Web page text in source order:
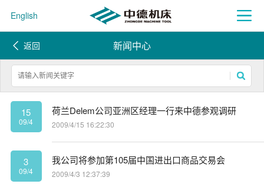
English
返回 新闻中心
15
09/4
荷兰Delem公司亚洲区经理一行来中德参观调研
2009/4/15 16:22:30
3
09/4
我公司将参加第105届中国进出口商品交易会
2009/4/3 12:37:39